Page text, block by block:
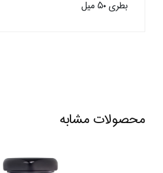
بطری ۵۰ میل
محصولات مشابه